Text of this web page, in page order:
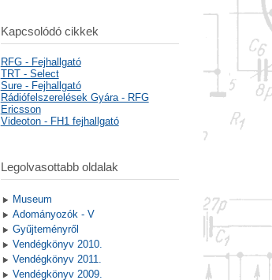
Kapcsolódó cikkek
RFG - Fejhallgató
TRT - Select
Sure - Fejhallgató
Rádiófelszerelések Gyára - RFG
Ericsson
Videoton - FH1 fejhallgató
Legolvasottabb oldalak
Museum
Adományozók - V
Gyűjteményről
Vendégkönyv 2010.
Vendégkönyv 2011.
Vendégkönyv 2009.